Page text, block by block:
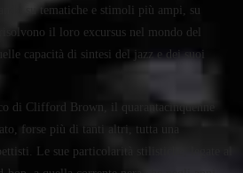
su tematiche e stimoli più ampi, su
il loro excursus nel mondo del
capacità di sintesi del jazz e dei suoi
di Clifford Brown, il quarantacinquenne
forse più di tanti altri, tutta una
Le sue particolarità stilistiche, legate al